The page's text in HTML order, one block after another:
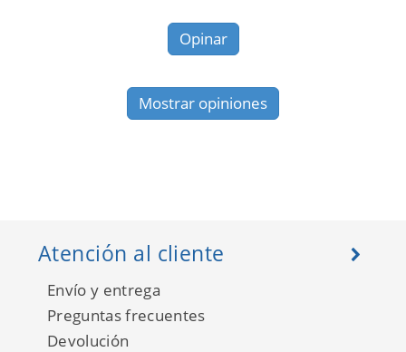
Opinar
Mostrar opiniones
Atención al cliente
Envío y entrega
Preguntas frecuentes
Devolución